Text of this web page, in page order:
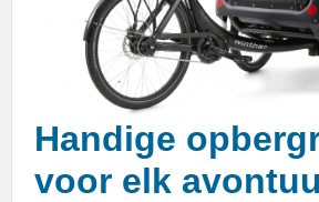
Handige
voor elk